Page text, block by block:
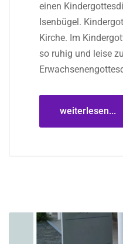
einen
Isenbügel.
Kirche. Im
so ruhig und leise
weiterlesen...